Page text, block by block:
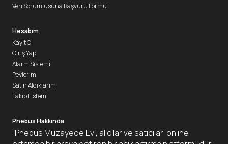
Phebus Hakkında
“Phebus Müzayede Evi, alıcılar ve satıcıları online
Veri Sorumlusuna Başvuru Formu
Hesabım
Kayıt Ol
Giriş Yap
Alarm Sistemi
Peylerim
Satın Aldıklarım
Takip Listem